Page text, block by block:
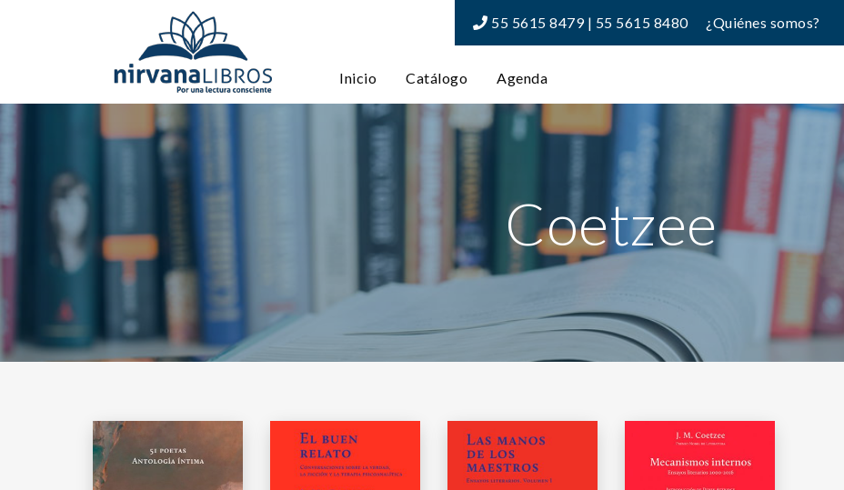
55 5615 8479 | 55 5615 8480 ¿Quiénes somos?
Inicio Catálogo Agenda
Coetzee